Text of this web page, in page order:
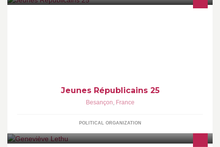
Jeunes Républicains 25
Besançon, France
POLITICAL ORGANIZATION